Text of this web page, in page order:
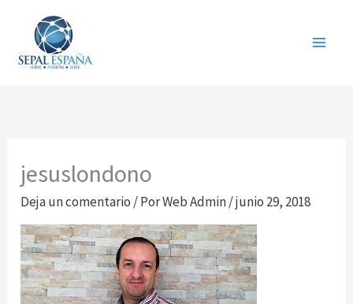
contenido
jesuslondono
Deja un comentario / PorWeb Admin/junio 29, 2018